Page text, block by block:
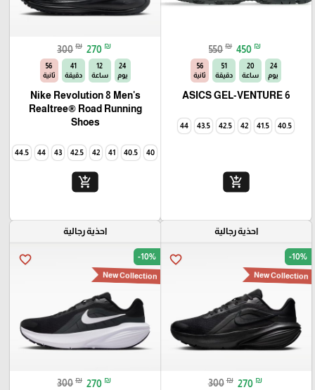
550 ₪ 450 ₪
24
يوم
20
ساعة
51
دقيقة
54
ثانية
ASICS GEL-VENTURE 6
40.5
41.5
42
42.5
43.5
44
add_shopping_cart
300 ₪ 270 ₪
24
يوم
12
ساعة
41
دقيقة
54
ثانية
Nike Revolution 8 Men's
Realtree® Road Running
Shoes
40
40.5
41
42
42.5
43
44
44.5
add_shopping_cart
احذية رجالية
favorite_border -10%
New Collection
300 ₪ 270 ₪
احذية رجالية
favorite_border -10%
New Collection
300 ₪ 270 ₪